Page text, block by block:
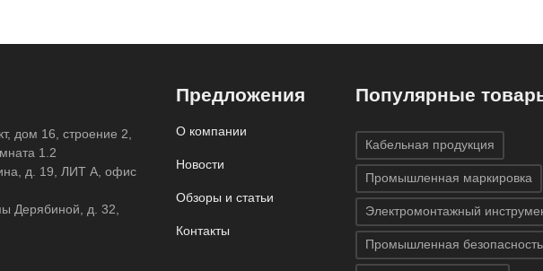
дом 16, строение 2,
1.2
д. 19, ЛИТ А, офис
Дерябиной, д. 32,
Предложения
О компании
Новости
Обзоры и статьи
Контакты
Популярные
Кабельная продукция
Промышленная маркировка
Электромонтажный
Промышленная безопасность